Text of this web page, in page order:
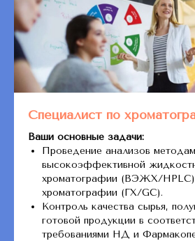
Специалист по
Ваши основные задачи:
Проведение анализов
высокоэффективной
хроматографии (ВЭЖХ/HPLC)
хроматографии (ГХ/GC).
Контроль качества сырья,
готовой продукции в
требованиями НД и